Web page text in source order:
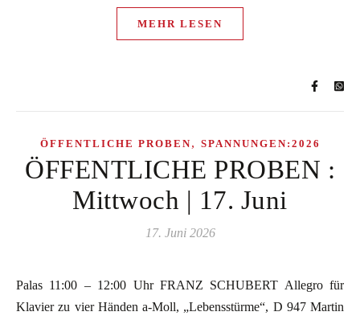
MEHR LESEN
ÖFFENTLICHE PROBEN, SPANNUNGEN:2026
ÖFFENTLICHE PROBEN :
Mittwoch | 17. Juni
17. Juni 2026
Palas 11:00 – 12:00 Uhr FRANZ SCHUBERT Allegro für
Klavier zu vier Händen a-Moll, „Lebensstürme“, D 947 Martin